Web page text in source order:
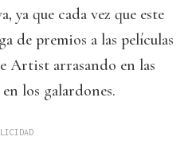
ya que cada vez que este
de premios a las películas
Artist arrasando en las
los galardones.